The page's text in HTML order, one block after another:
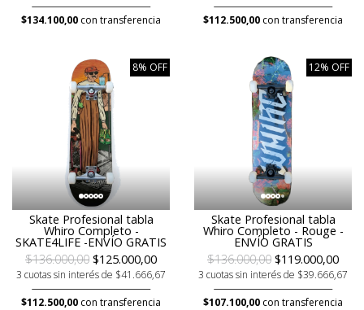
$134.100,00 con transferencia
$112.500,00 con transferencia
8% OFF
Skate Profesional tabla
Whiro Completo -
SKATE4LIFE -ENVÍO GRATIS
$136.000,00 $125.000,00
3 cuotas sin interés de $41.666,67
$112.500,00 con transferencia
12% OFF
Skate Profesional tabla
Whiro Completo - Rouge -
ENVÍO GRATIS
$136.000,00 $119.000,00
3 cuotas sin interés de $39.666,67
$107.100,00 con transferencia